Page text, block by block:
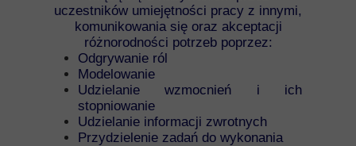
uczestników umiejętności pracy z innymi,
komunikowania się oraz akceptacji
różnorodności potrzeb poprzez:
Odgrywanie ról
Modelowanie
Udzielanie wzmocnień i ich
stopniowanie
Udzielanie informacji zwrotnych
Przydzielenie zadań do wykonania